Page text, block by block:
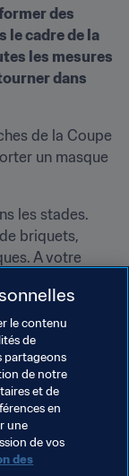
des
le cadre de la
les mesures
dans
de la Coupe
un masque
les stades.
briquets,
A votre
les
de la FIFA
Qatar 2021™, rendez-vous régulièrement sur
le contenu
de
partageons
de notre
et de
en
une
de vos
des